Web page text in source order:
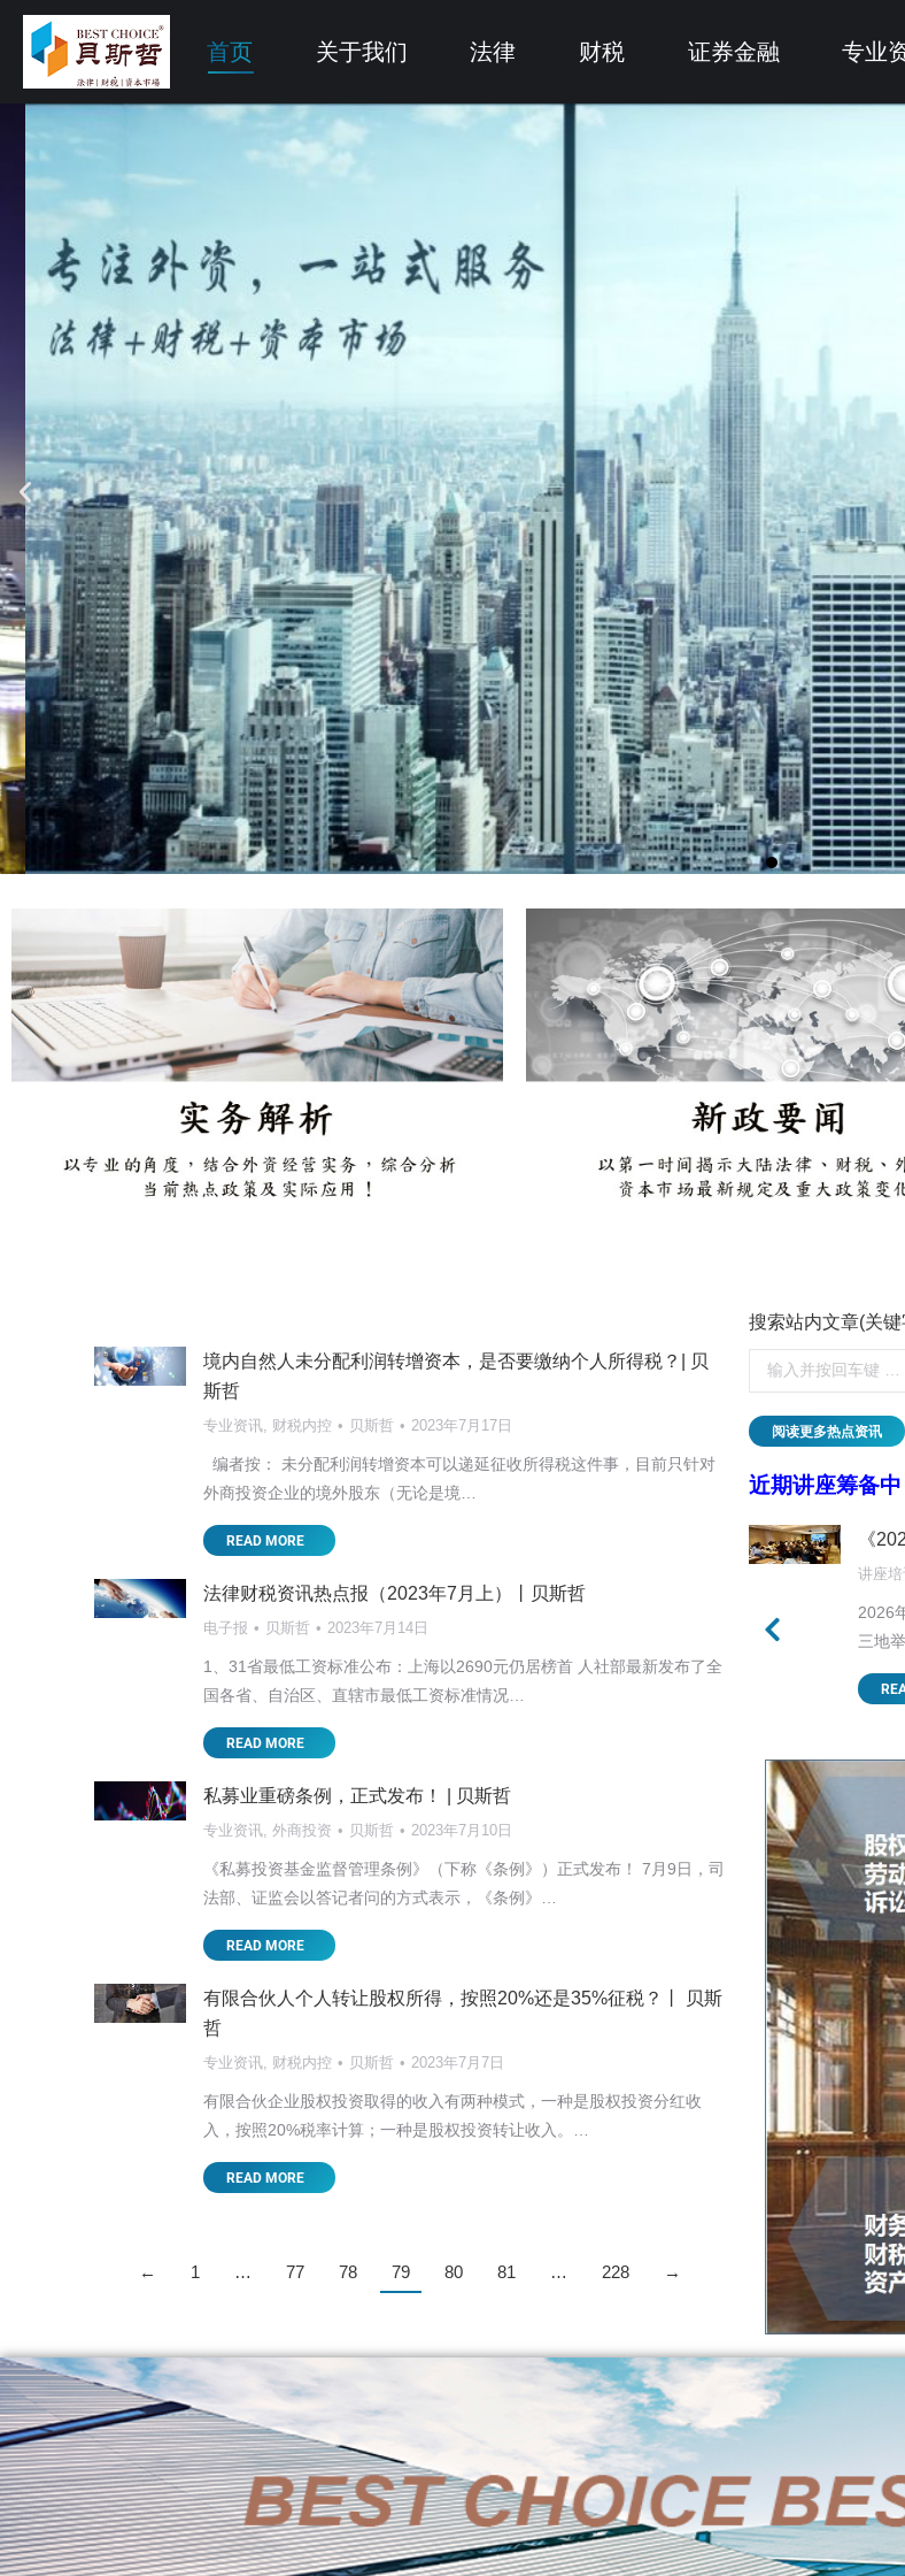
首页 关于我们 法律 财税 证券金融 专业
境内自然人未分配利润转增资本，是否要缴纳个人所得税？| 贝
斯哲
专业资讯 财税内控 贝斯哲 2023年7月17日
编者按： 未分配利润转增资本可以递延征收所得税这件事，目前只针对
外商投资企业的境外股东（无论是境…
READ MORE
法律财税资讯热点报（2023年7月上）丨贝斯哲
电子报 贝斯哲 2023年7月14日
1、31省最低工资标准公布：上海以2690元仍居榜首 人社部最新发布了全
国各省、自治区、直辖市最低工资标准情况…
READ MORE
私募业重磅条例，正式发布！ | 贝斯哲
专业资讯 外商投资 贝斯哲 2023年7月10日
《私募投资基金监督管理条例》（下称《条例》）正式发布！ 7月9日，司
法部、证监会以答记者问的方式表示，《条例》…
READ MORE
有限合伙人个人转让股权所得，按照20%还是35%征税？丨 贝斯
哲
专业资讯 财税内控 贝斯哲 2023年7月7日
有限合伙企业股权投资取得的收入有两种模式，一种是股权投资分红收
入，按照20%税率计算；一种是股权投资转让收入。…
READ MORE
← 1 … 77 78 79 80 81 … 228 →
搜索站内文章(关
阅读更多热点资讯
近期讲座筹备中
【东莞讲座邀请】2025新形势下台商面临的挑战与应对丨贝斯哲
2025开年以来，国际局势可谓风云变幻。 中美关税战的走向首当其中，
这对以外销为主的台资企业来说无疑影响深远，…
READ MORE
《
讲座培
2026
三地